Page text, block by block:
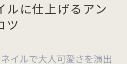
ルに仕上げるアン
ツ
イルで大人可愛さを演出